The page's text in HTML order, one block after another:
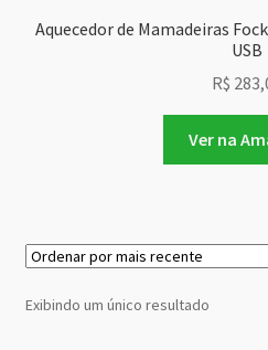
Aquecedor de Mamadeiras
USB
R$
Ver na
Exibindo um único resultado